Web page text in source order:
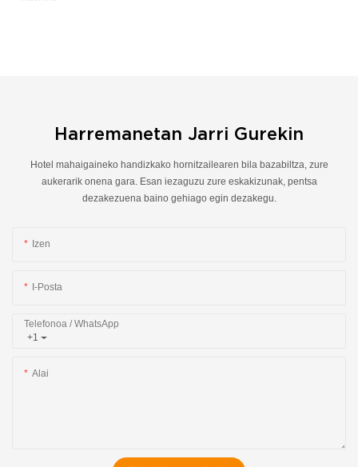
Harremanetan Jarri Gurekin
Hotel mahaigaineko handizkako hornitzailearen bila bazabiltza, zure
aukerarik onena gara. Esan iezaguzu zure eskakizunak, pentsa
dezakezuena baino gehiago egin dezakegu.
Izen
I-Posta
+1
Telefonoa / WhatsApp
Alai